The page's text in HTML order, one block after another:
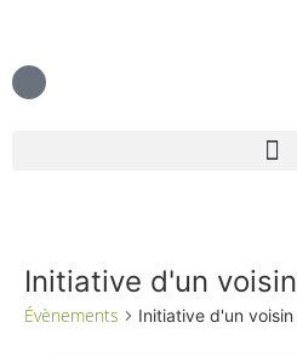
Initiative d'un voisin
Évènements Initiative d'un voisin